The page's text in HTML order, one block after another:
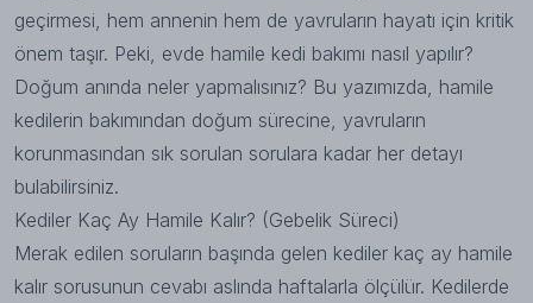
geçirmesi, hem annenin hem de yavruların hayatı için kritik
önem taşır. Peki, evde hamile kedi bakımı nasıl yapılır?
Doğum anında neler yapmalısınız? Bu yazımızda, hamile
kedilerin bakımından doğum sürecine, yavruların
korunmasından sık sorulan sorulara kadar her detayı
bulabilirsiniz.
Kediler Kaç Ay Hamile Kalır? (Gebelik Süreci)
Merak edilen soruların başında gelen kediler kaç ay hamile
kalır sorusunun cevabı aslında haftalarla ölçülür. Kedilerde